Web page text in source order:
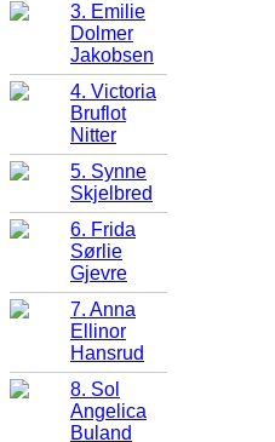
3. Emilie
Dolmer
Jakobsen
4. Victoria
Bruflot
Nitter
5. Synne
Skjelbred
6. Frida
Sørlie
Gjevre
7. Anna
Ellinor
Hansrud
8. Sol
Angelica
Buland